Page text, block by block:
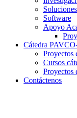
Software
Apoyo
Cátedra
Proyectos
Cursos
Proyectos
Contáctenos